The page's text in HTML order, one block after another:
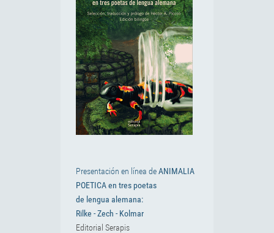
Presentación en línea deANIMALIA
POETICA en tres poetas
de lengua alemana:
Rilke - Zech - Kolmar
Editorial Serapis